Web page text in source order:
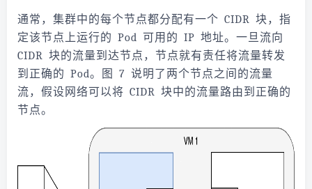
通常，集群中的每个节点都分配有一个 CIDR 块，指
定该节点上运行的 Pod 可用的 IP 地址。一旦流向
CIDR 块的流量到达节点，节点就有责任将流量转发
到正确的 Pod。图 7 说明了两个节点之间的流量
流，假设网络可以将 CIDR 块中的流量路由到正确的
节点。